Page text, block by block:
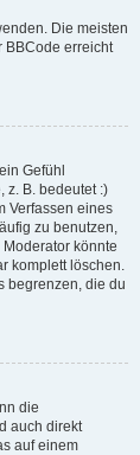
Die meisten
BBCode erreicht
Gefühl
z. B. bedeutet :)
Verfassen eines
zu benutzen,
könnte
komplett löschen.
begrenzen, die du
die
auch direkt
auf einem